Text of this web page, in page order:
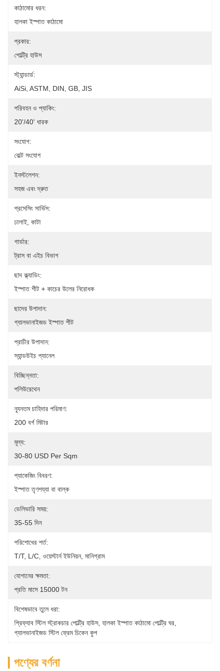
কাঠামোর ধরন:
হালকা ইস্পাত কাঠামো
প্রকার:
পোল্ট্রি হাউস
স্ট্যান্ডার্ড:
AiSi, ASTM, DIN, GB, JIS
পরিবহন ও প্যাকিং:
20'/40' ধারক
সংযোগ:
বোল্ট সংযোগ
ইনস্টলেশন:
সহজ এবং দ্রুত
প্রসেসিং সার্ভিস:
ঢালাই, কাটা
গার্ডার:
ট্রাস বা এইচ বিভাগ
ছাদ ক্ল্যাডিং:
ইস্পাত শীট + কাচের উলের নিরোধক
ছাদের উপাদান:
গ্যালভানাইজড ইস্পাত শীট
প্রাচীর উপাদান:
স্যান্ডউইচ প্যানেল
বিচ্ছিন্নতা:
পলিউরেথেন
ন্যূনতম চাহিদার পরিমাণ:
200 বর্গ মিটার
মূল্য:
30-80 USD Per Sqm
প্যাকেজিং বিবরণ:
ইস্পাত তৃণশয্যা বা বাল্ক
ডেলিভারি সময়:
35-55 দিন
পরিশোধের শর্ত:
T/T, L/C, ওয়েস্টার্ন ইউনিয়ন, মানিগ্রাম
যোগানের ক্ষমতা:
প্রতি মাসে 15000 টন
বিশেষভাবে তুলে ধরা:
প্রিফ্যাব স্টিল স্ট্রাকচার পোল্ট্রি হাউস হালকা ইস্পাত কাঠামো পোল্ট্রি ঘর
গ্যালভানাইজড স্টিল ফ্রেম চিকেন কুপ
পণ্যের বর্ণনা